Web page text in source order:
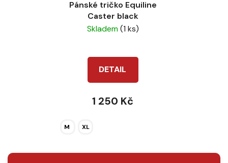
Pánské tričko Equiline
Caster black
Skladem(1 ks)
DETAIL
1 250 Kč
M XL